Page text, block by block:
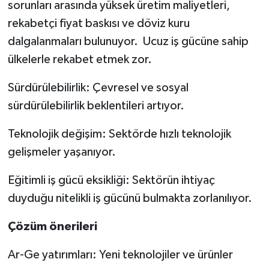
sorunları arasında yüksek üretim maliyetleri,
rekabetçi fiyat baskısı ve döviz kuru
dalgalanmaları bulunuyor. Ucuz iş gücüne sahip
ülkelerle rekabet etmek zor.
Sürdürülebilirlik: Çevresel ve sosyal
sürdürülebilirlik beklentileri artıyor.
Teknolojik değişim: Sektörde hızlı teknolojik
gelişmeler yaşanıyor.
Eğitimli iş gücü eksikliği: Sektörün ihtiyaç
duyduğu nitelikli iş gücünü bulmakta zorlanılıyor.
Çözüm önerileri
Ar-Ge yatırımları: Yeni teknolojiler ve ürünler